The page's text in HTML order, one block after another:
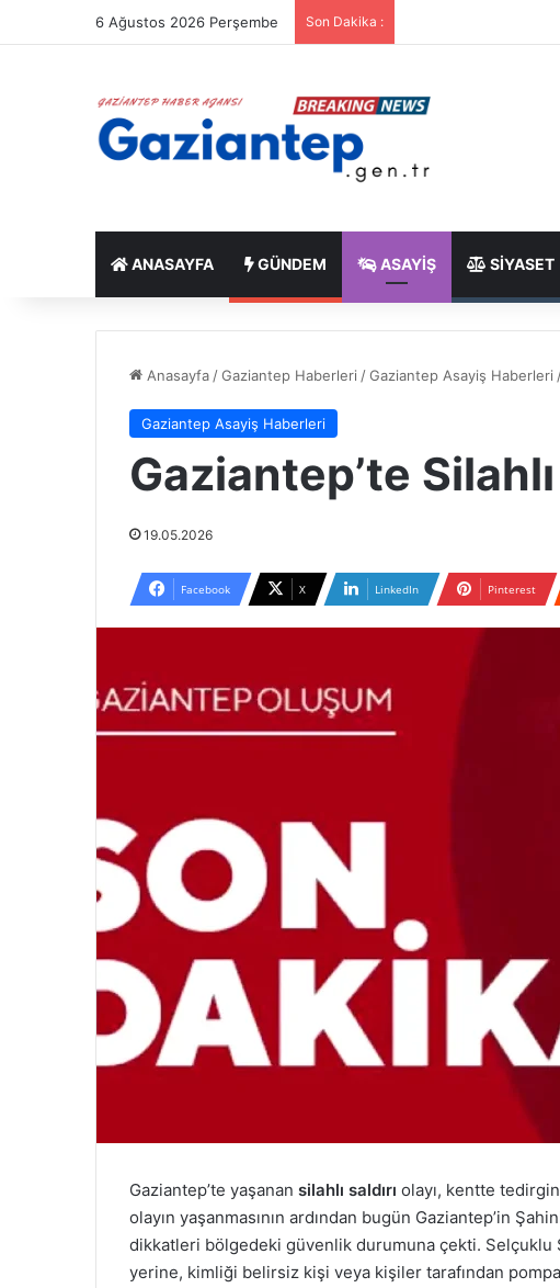
6 Ağustos 2026 Perşembe Son Dakika :
ANASAYFA GÜNDEM ASAYIŞ SIYASET
Anasayfa /Gaziantep Haberleri /Gaziantep Asayiş Haberleri
Gaziantep Asayiş Haberleri
Gaziantep’te Silahlı
19.05.2026
Facebook X LinkedIn Pinterest
Gaziantep’te yaşanan silahlı saldırı olayı, kentte
olayın yaşanmasının ardından bugün Gaziantep’in
dikkatleri bölgedeki güvenlik durumuna çekti. Selçuklu
yerine, kimliği belirsiz kişi veya kişiler tarafından